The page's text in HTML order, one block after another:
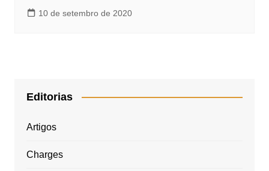
10 de setembro de 2020
Editorias
Artigos
Charges